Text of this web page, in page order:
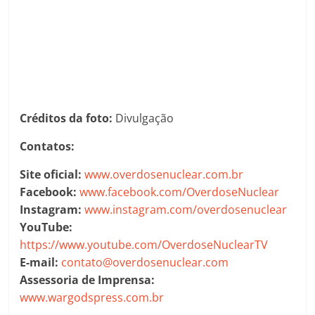
Créditos da foto: Divulgação
Contatos:
Site oficial:www.overdosenuclear.com.br
Facebook:www.facebook.com/OverdoseNuclear
Instagram:www.instagram.com/overdosenuclear
YouTube:
https://www.youtube.com/OverdoseNuclearTV
E-mail: contato@overdosenuclear.com
Assessoria de Imprensa:
www.wargodspress.com.br